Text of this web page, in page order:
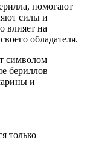
помогают
силы и
влияет на
обладателя.
символом
бериллов
и
только